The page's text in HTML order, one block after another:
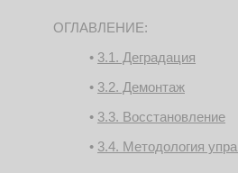
ОГЛАВЛЕНИЕ:
3.1. Деградация
3.2. Демонтаж
3.3. Восстановление
3.4. Методология